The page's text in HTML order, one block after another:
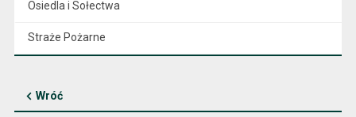
Osiedla i Sołectwa
Straże Pożarne
Wróć